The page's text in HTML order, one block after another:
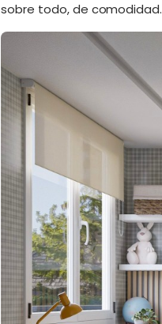
sobre todo, de comodidad.